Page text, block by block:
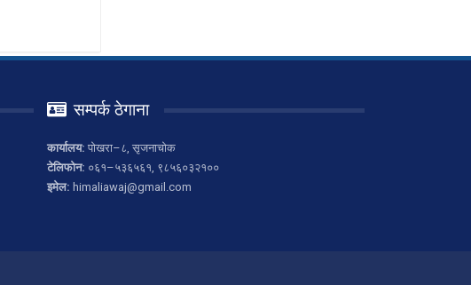
सम्पर्क ठेगाना
कार्यालय: पोखरा–८, सृजनाचोक
टेलिफोन: ०६१–५३६५६१, ९८५६०३२१००
इमेल: himaliawaj@gmail.com